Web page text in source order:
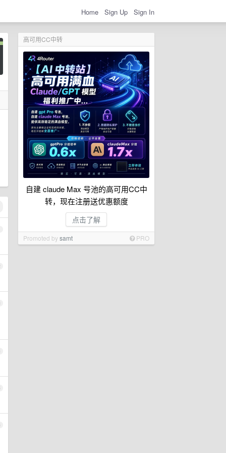
Home Sign Up Sign In
高可用CC中转
自建 claude Max 号池的高可用CC中
转，现在注册送优惠额度
点击了解
Promoted bysamt PRO